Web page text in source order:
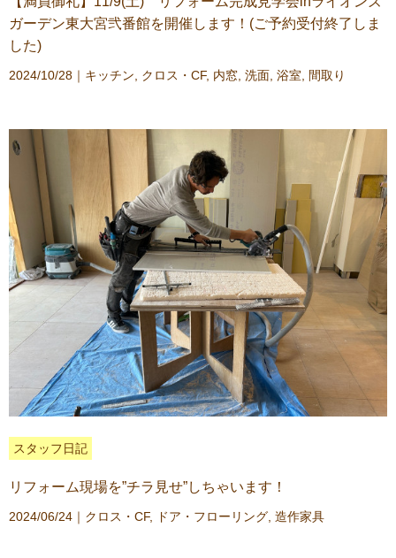
ガーデン東大宮弐番館を開催します！(ご予約受付終了しま
した)
2024/10/28｜ キッチン クロス・CF, 内窓 洗面 浴室 間取り
スタッフ日記
リフォーム現場を”チラ見せ”しちゃいます！
2024/06/24｜ クロス・CF, ドア・フローリング 造作家具